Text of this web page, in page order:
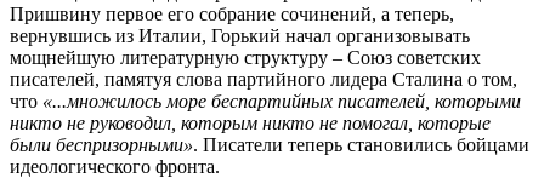
Пришвину первое его собрание сочинений, а теперь,
вернувшись из Италии, Горький начал организовывать
мощнейшую литературную структуру – Союз советских
писателей, памятуя слова партийного лидера Сталина о том,
что «...множилось море беспартийных писателей, которыми
никто не руководил, которым никто не помогал, которые
были беспризорными». Писатели теперь становились бойцами
идеологического фронта.